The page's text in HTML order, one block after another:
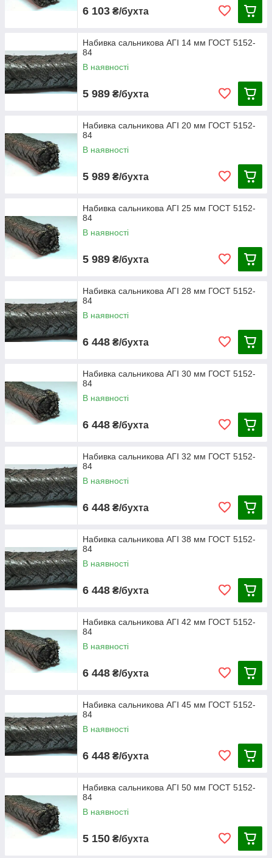
6 103 ₴/бухта
Набивка сальникова АГІ 14 мм ГОСТ 5152-
84
В наявності
5 989 ₴/бухта
Набивка сальникова АГІ 20 мм ГОСТ 5152-
84
В наявності
5 989 ₴/бухта
Набивка сальникова АГІ 25 мм ГОСТ 5152-
84
В наявності
5 989 ₴/бухта
Набивка сальникова АГІ 28 мм ГОСТ 5152-
84
В наявності
6 448 ₴/бухта
Набивка сальникова АГІ 30 мм ГОСТ 5152-
84
В наявності
6 448 ₴/бухта
Набивка сальникова АГІ 32 мм ГОСТ 5152-
84
В наявності
6 448 ₴/бухта
Набивка сальникова АГІ 38 мм ГОСТ 5152-
84
В наявності
6 448 ₴/бухта
Набивка сальникова АГІ 42 мм ГОСТ 5152-
84
В наявності
6 448 ₴/бухта
Набивка сальникова АГІ 45 мм ГОСТ 5152-
84
В наявності
6 448 ₴/бухта
Набивка сальникова АГІ 50 мм ГОСТ 5152-
84
В наявності
5 150 ₴/бухта